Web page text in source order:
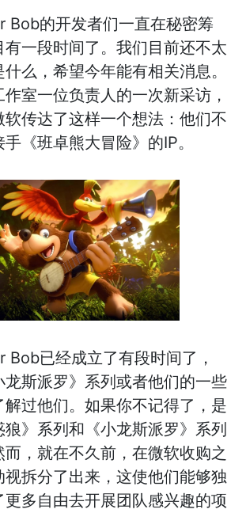
Bob的开发者们一直在秘密筹
一段时间了。我们目前还不太
么，希望今年能有相关消息。
室一位负责人的一次新采访，
传达了这样一个想法：他们不
《班卓熊大冒险》的IP。
Bob已经成立了有段时间了，
龙斯派罗》系列或者他们的一些
过他们。如果你不记得了，是
》系列和《小龙斯派罗》系列
，就在不久前，在微软收购之
视拆分了出来，这使他们能够独
更多自由去开展团队感兴趣的项